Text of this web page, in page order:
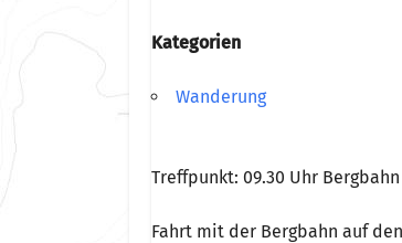
Kategorien
Wanderung
Treffpunkt: 09.30 Uhr
Fahrt mit der Bergbahn auf